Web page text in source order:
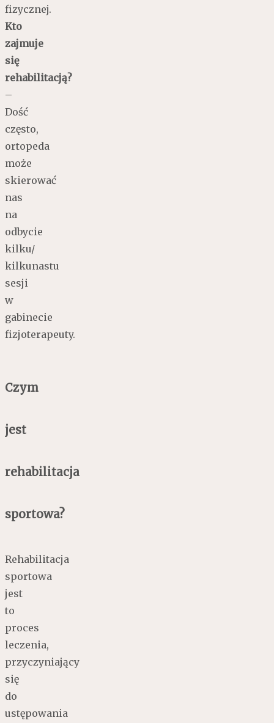
fizycznej.
Kto
zajmuje
się
rehabilitacją?
–
Dość
często,
ortopeda
może
skierować
nas
na
odbycie
kilku/
kilkunastu
sesji
w
gabinecie
fizjoterapeuty.
Czym
jest
rehabilitacja
sportowa?
Rehabilitacja
sportowa
jest
to
proces
leczenia,
przyczyniający
się
do
ustępowania